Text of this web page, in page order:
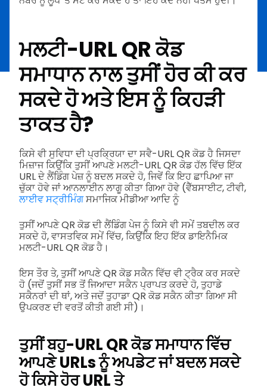
ਮਲਟੀ-URL QR ਕੋਡ
ਸਮਾਧਾਨ ਨਾਲ ਤੁਸੀਂ ਹੋਰ ਕੀ ਕਰ
ਸਕਦੇ ਹੋ ਅਤੇ ਇਸ ਨੂੰ ਕਿਹੜੀ
ਤਾਕਤ ਹੈ?
ਕਿਸੇ ਵੀ ਸੁਵਿਧਾ ਦੀ ਪ੍ਰਕ੍ਰਿਯਾ ਦਾ ਸਵੈ-URL QR ਕੋਡ ਹੈ ਜਿਸਦਾ
ਮਿਜ਼ਾਜ ਕਿਉਂਕਿ ਤੁਸੀਂ ਆਪਣੇ ਮਲਟੀ-URL QR ਕੋਡ ਹੱਲ ਵਿੱਚ ਇੱਕ
URL ਦੇ ਲੈਂਡਿੰਗ ਪੇਜ਼ ਨੂੰ ਬਦਲ ਸਕਦੇ ਹੋ, ਜਿਵੇਂ ਕਿ ਇਹ ਛਾਪਿਆ ਜਾ
ਚੁੱਕਾ ਹੋਵੇ ਜਾਂ ਆਨਲਾਈਨ ਲਾਗੂ ਕੀਤਾ ਗਿਆ ਹੋਵੇ (ਵੈੱਬਸਾਈਟ, ਟੀਵੀ,
ਲਾਈਵ ਸਟ੍ਰੀਮਿੰਗਸਮਾਜਿਕ ਮੀਡੀਆ ਆਦਿ ਨੂੰ
ਤੁਸੀਂ ਆਪਣੇ QR ਕੋਡ ਦੀ ਲੈਂਡਿੰਗ ਪੇਜ ਨੂੰ ਕਿਸੇ ਵੀ ਸਮੇਂ ਤਬਦੀਲ ਕਰ
ਸਕਦੇ ਹੋ, ਵਾਸਤਵਿਕ ਸਮੇਂ ਵਿੱਚ, ਕਿਉਂਕਿ ਇਹ ਇੱਕ ਡਾਇਨੈਮਿਕ
ਮਲਟੀ-URL QR ਕੋਡ ਹੈ।
ਇਸ ਤੌਰ ਤੇ, ਤੁਸੀਂ ਆਪਣੇ QR ਕੋਡ ਸਕੈਨ ਵਿੱਚ ਵੀ ਟ੍ਰੈਕ ਕਰ ਸਕਦੇ
ਹੋ (ਜਦੋਂ ਤੁਸੀਂ ਸਭ ਤੋਂ ਜਿਆਦਾ ਸਕੈਨ ਪ੍ਰਾਪਤ ਕਰਦੇ ਹੋ, ਤੁਹਾਡੇ
ਸਕੈਨਰਾਂ ਦੀ ਥਾਂ, ਅਤੇ ਜਦੋਂ ਤੁਹਾਡਾ QR ਕੋਡ ਸਕੈਨ ਕੀਤਾ ਗਿਆ ਸੀ
ਉਪਕਰਣ ਦੀ ਵਰਤੋਂ ਕੀਤੀ ਗਈ ਸੀ)।
ਤੁਸੀਂ ਬਹੁ-URL QR ਕੋਡ ਸਮਾਧਾਨ ਵਿੱਚ
ਆਪਣੇ URLs ਨੂੰ ਅਪਡੇਟ ਜਾਂ ਬਦਲ ਸਕਦੇ
ਹੋ ਕਿਸੇ ਹੋਰ URL ਤੇ